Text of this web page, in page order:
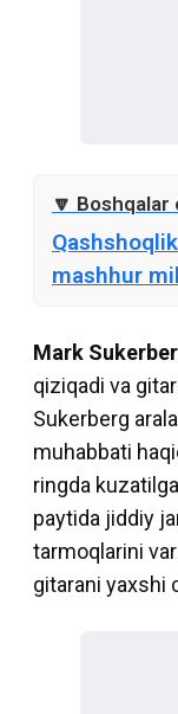
mashhur
Mark
qiziqadi va
Sukerberg
muhabbati
ringda
paytida jiddiy
tarmoqlarini
gitarani yaxshi